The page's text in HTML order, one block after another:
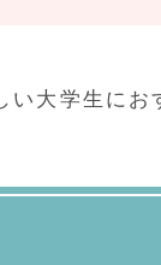
い大学生にお